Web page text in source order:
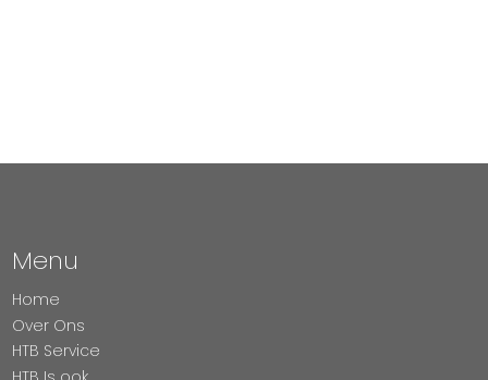
Menu
Home
Over Ons
HTB Service